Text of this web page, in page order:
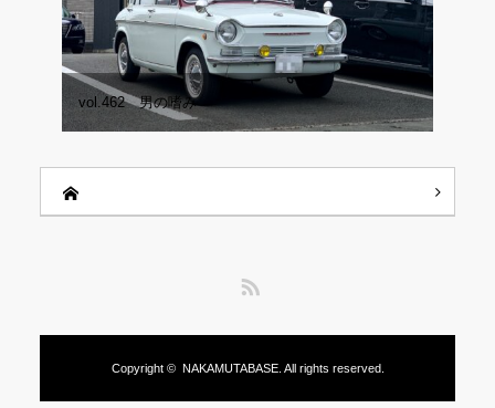
vol.462 男の嗜み
Copyright © NAKAMUTABASE. All rights reserved.